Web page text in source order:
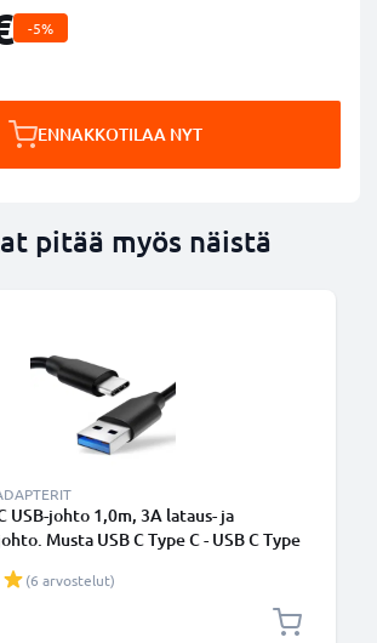
-5%
ENNAKKOTILAA NYT
pitää myös näistä
USB-johto 1,0m, 3A lataus- ja
Musta USB C Type C - USB C Type
(6 arvostelut)